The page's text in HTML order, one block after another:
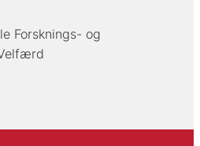
Forsknings- og